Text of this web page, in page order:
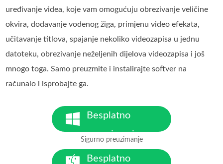
uređivanje videa, koje vam omogućuju obrezivanje veličine
okvira, dodavanje vodenog žiga, primjenu video efekata,
učitavanje titlova, spajanje nekoliko videozapisa u jednu
datoteku, obrezivanje neželjenih dijelova videozapisa i još
mnogo toga. Samo preuzmite i instalirajte softver na
računalo i isprobajte ga.
Besplatno
preuzimanje
Za Windows 7 ili noviji
Sigurno preuzimanje
Besplatno